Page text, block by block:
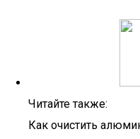
Читайте также:
Как очистить